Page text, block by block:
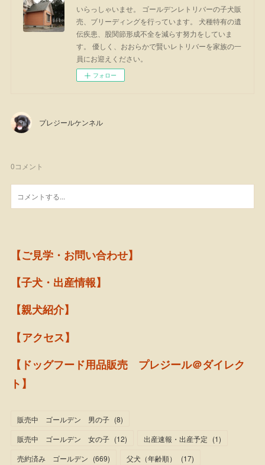
いらっしゃいませ。 ゴールデンレトリバーの子犬販
売、ブリーディングを行っています。 犬種特有の遺
伝疾患、股関節形成不全を減らす努力をしていま
す。 優しく、おおらかで賢いレトリバーを家族の一
員にお迎えください。
フォロー
プレジールケンネル
0コメント
【ご見学・お問い合わせ】
【子犬・出産情報】
【親犬紹介】
【アクセス】
【ドッグフード用品販売 プレジール＠ダイレク
ト】
販売中 ゴールデン 男の子 (8)
販売中 ゴールデン 女の子 (12) 出産速報・出産予定 (1)
売約済み ゴールデン (669) 父犬（年齢順） (17)